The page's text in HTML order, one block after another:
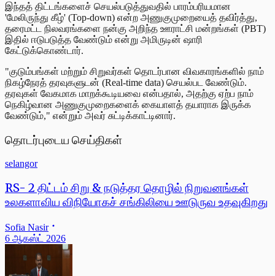
இந்தத் திட்டங்களைச் செயல்படுத்துவதில் பாரம்பரியமான
'மேலிருந்து கீழ்' (Top-down) என்ற அணுகுமுறையைத் தவிர்த்து,
தரைமட்ட நிலவரங்களை நன்கு அறிந்த ஊராட்சி மன்றங்கள் (PBT)
இதில் ஈடுபடுத்த வேண்டும் என்று அமிருடின் ஷாரி
கேட்டுக்கொண்டார்.
"குடும்பங்கள் மற்றும் சிறுவர்கள் தொடர்பான விவகாரங்களில் நாம்
நிகழ்நேரத் தரவுகளுடன் (Real-time data) செயல்பட வேண்டும்.
தரவுகள் வேகமாக மாறக்கூடியவை என்பதால், அதற்கு ஏற்ப நாம்
நெகிழ்வான அணுகுமுறைகளைக் கையாளத் தயாராக இருக்க
வேண்டும்," என்றும் அவர் சுட்டிக்காட்டினார்.
தொடர்புடைய செய்திகள்
selangor
RS- 2 திட்டம் சிறு & நடுத்தர தொழில் நிறுவனங்கள்
உலகளாவிய விநியோகச் சங்கிலியை ஊடுருவ உதவுகிறது
Sofia Nasir
6 ஆகஸ்ட் 2026